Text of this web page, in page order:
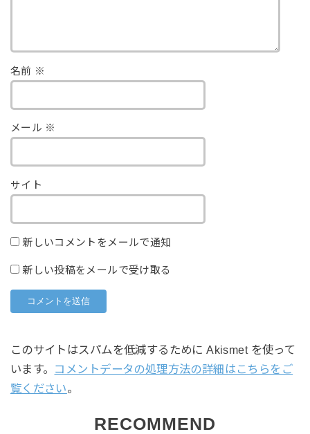
名前 ※
メール ※
サイト
新しいコメントをメールで通知
新しい投稿をメールで受け取る
このサイトはスパムを低減するために Akismet を使って
います。 コメントデータの処理方法の詳細はこちらをご
覧ください。
RECOMMEND